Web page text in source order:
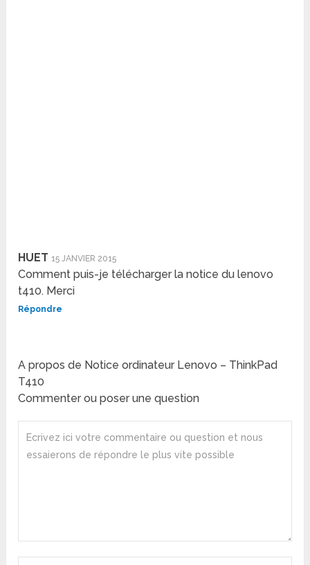
HUET 15 JANVIER 2015
Comment puis-je télécharger la notice du lenovo
t410. Merci
Répondre
A propos de Notice ordinateur Lenovo – ThinkPad
T410
Commenter ou poser une question